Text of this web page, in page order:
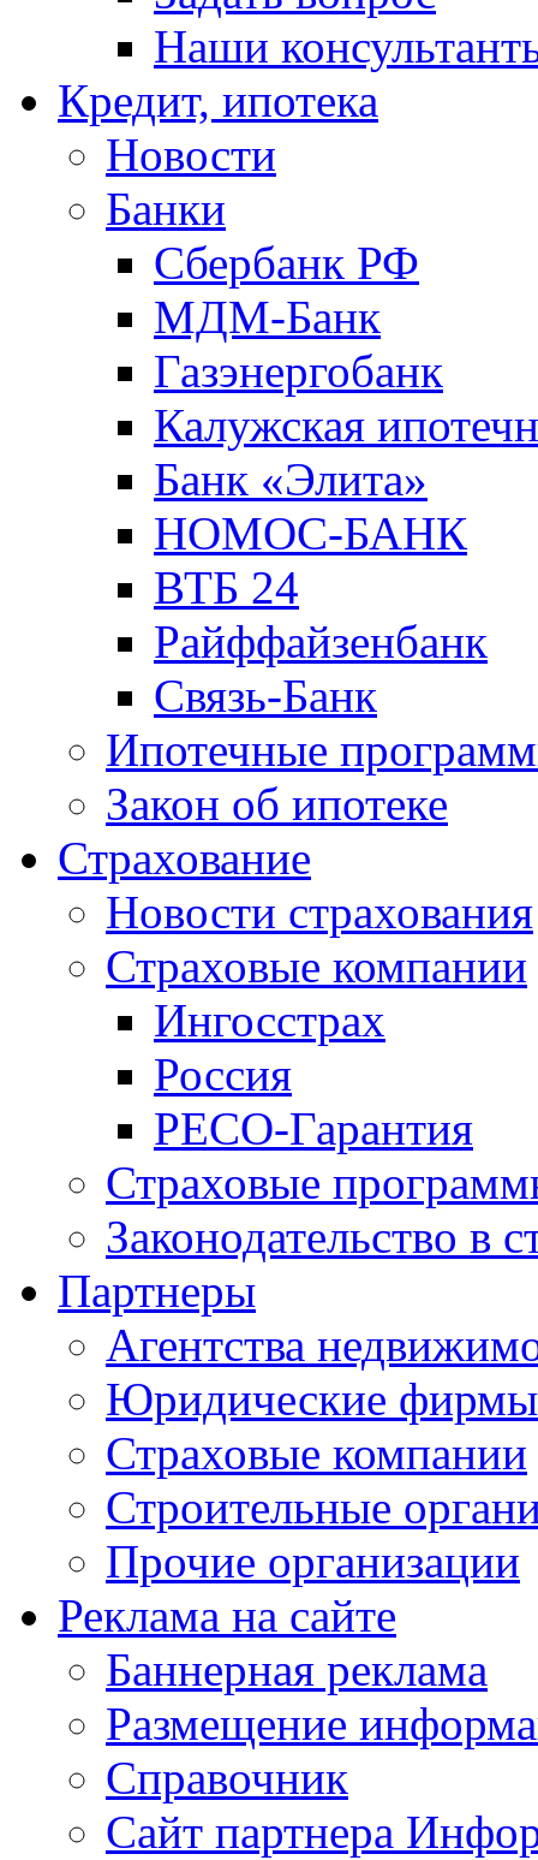
Наши
Кредит, ипотека
Новости
Банки
Сбербанк РФ
МДМ-Банк
Газэнергобанк
Калужская
Банк «Элита»
НОМОС-БАНК
ВТБ 24
Райффайзенбанк
Связь-Банк
Ипотечные
Закон об ипотеке
Страхование
Новости страхования
Страховые компании
Ингосстрах
Россия
РЕСО-Гарантия
Страховые
Законодательство в
Партнеры
Агентства
Юридические фирмы
Страховые компании
Строительные
Прочие организации
Реклама на сайте
Баннерная реклама
Размещение
Справочник
Сайт партнера